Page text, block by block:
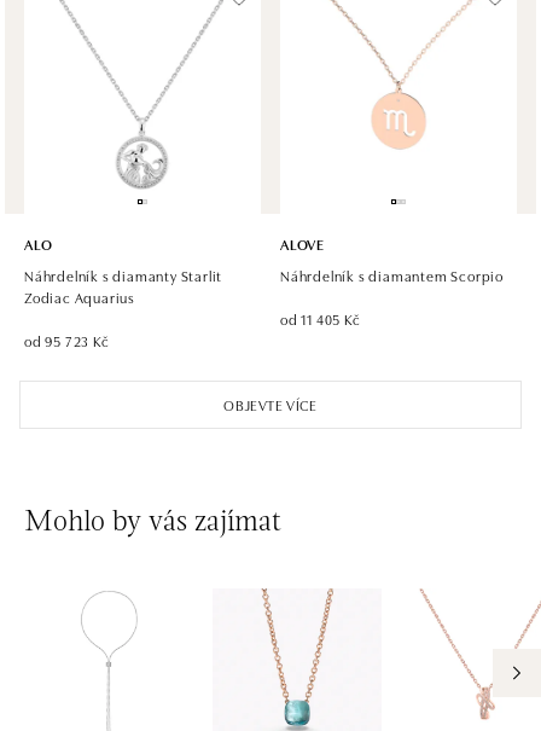
Halada OC Aupark, Bratislava
Einsteinova 18, 851 01 Bratislava
tel.: +421 917 090 891
dnes otevřeno do 21:00
OBJEVTE VÍCE
ALO
Náhrdelník s diamanty Starlit
Zodiac Aquarius
od 95 723 Kč
ALOVE
Náhrdelník s diamantem Scorpio
od 11 405 Kč
Mohlo by vás zajímat